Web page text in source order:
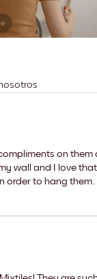
on them
wall and I love
order to hang them.